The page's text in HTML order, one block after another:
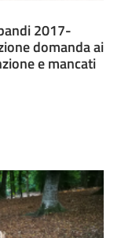
2017-
domanda ai
e mancati